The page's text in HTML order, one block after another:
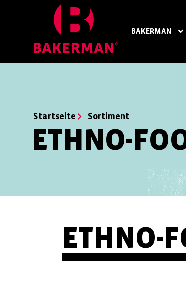
BAKERMAN
Startseite Sortiment
ETHNO-
ETHNO-